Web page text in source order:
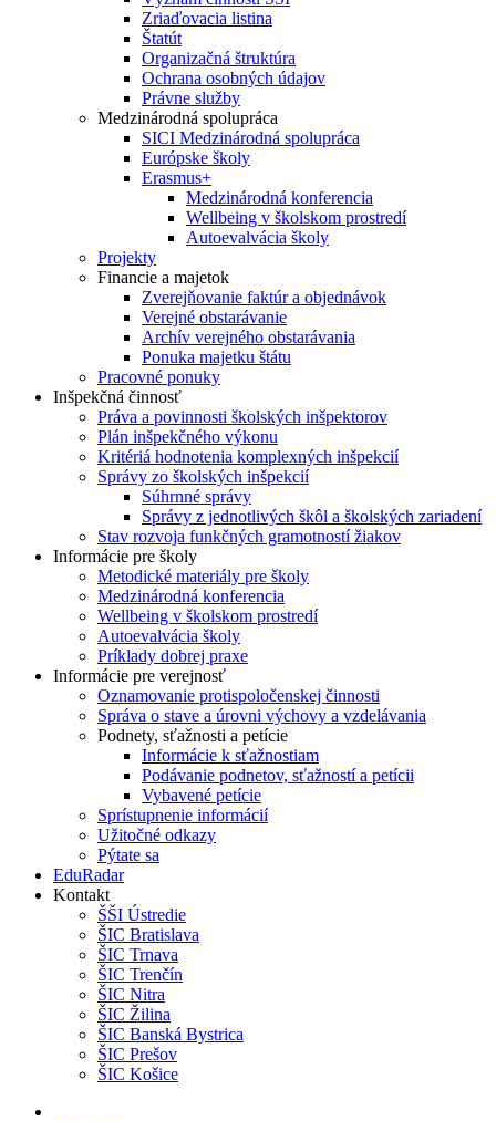
Zriaďovacia listina
Štatút
Organizačná štruktúra
Ochrana osobných údajov
Právne služby
Medzinárodná spolupráca
SICI Medzinárodná spolupráca
Európske školy
Erasmus+
Medzinárodná konferencia
Wellbeing v školskom prostredí
Autoevalvácia školy
Projekty
Financie a majetok
Zverejňovanie faktúr a objednávok
Verejné obstarávanie
Archív verejného obstarávania
Ponuka majetku štátu
Pracovné ponuky
Inšpekčná činnosť
Práva a povinnosti školských inšpektorov
Plán inšpekčného výkonu
Kritériá hodnotenia komplexných inšpekcií
Správy zo školských inšpekcií
Súhrnné správy
Správy z jednotlivých škôl a školských zariadení
Stav rozvoja funkčných gramotností žiakov
Informácie pre školy
Metodické materiály pre školy
Medzinárodná konferencia
Wellbeing v školskom prostredí
Autoevalvácia školy
Príklady dobrej praxe
Informácie pre verejnosť
Oznamovanie protispoločenskej činnosti
Správa o stave a úrovni výchovy a vzdelávania
Podnety, sťažnosti a petície
Informácie k sťažnostiam
Podávanie podnetov, sťažností a petícii
Vybavené petície
Sprístupnenie informácií
Užitočné odkazy
Pýtate sa
EduRadar
Kontakt
ŠŠI Ústredie
ŠIC Bratislava
ŠIC Trnava
ŠIC Trenčín
ŠIC Nitra
ŠIC Žilina
ŠIC Banská Bystrica
ŠIC Prešov
ŠIC Košice